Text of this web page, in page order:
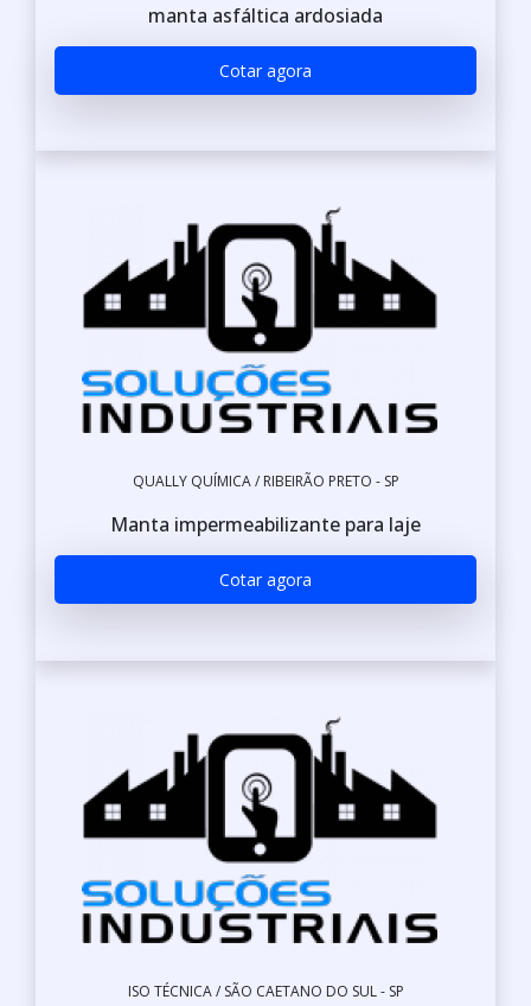
manta asfáltica ardosiada
Cotar agora
QUALLY QUÍMICA / RIBEIRÃO PRETO - SP
Manta impermeabilizante para laje
Cotar agora
ISO TÉCNICA / SÃO CAETANO DO SUL - SP